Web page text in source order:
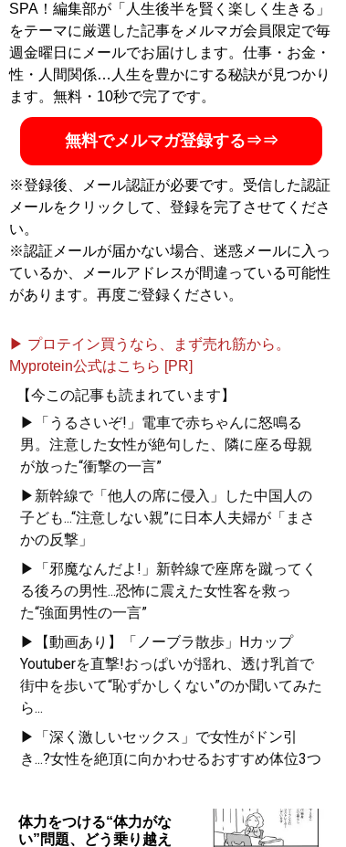
SPA！編集部が「人生後半を賢く楽しく生きる」
をテーマに厳選した記事をメルマガ会員限定で毎
週金曜日にメールでお届けします。仕事・お金・
性・人間関係…人生を豊かにする秘訣が見つかり
ます。無料・10秒で完了です。
無料でメルマガ登録する⇒⇒
※登録後、メール認証が必要です。受信した認証
メールをクリックして、登録を完了させてくださ
い。
※認証メールが届かない場合、迷惑メールに入っ
ているか、メールアドレスが間違っている可能性
があります。再度ご登録ください。
▶ プロテイン買うなら、まず売れ筋から。
Myprotein公式はこちら [PR]
【今この記事も読まれています】
▶「うるさいぞ!」電車で赤ちゃんに怒鳴る
男。注意した女性が絶句した、隣に座る母親
が放った“衝撃の一言”
▶新幹線で「他人の席に侵入」した中国人の
子ども...“注意しない親”に日本人夫婦が「まさ
かの反撃」
▶「邪魔なんだよ!」新幹線で座席を蹴ってく
る後ろの男性...恐怖に震えた女性客を救っ
た“強面男性の一言”
▶【動画あり】「ノーブラ散歩」Hカップ
Youtuberを直撃!おっぱいが揺れ、透け乳首で
街中を歩いて“恥ずかしくない”のか聞いてみた
ら...
▶「深く激しいセックス」で女性がドン引
き...?女性を絶頂に向かわせるおすすめ体位3つ
体力をつける“体力がな
い”問題、どう乗り越え